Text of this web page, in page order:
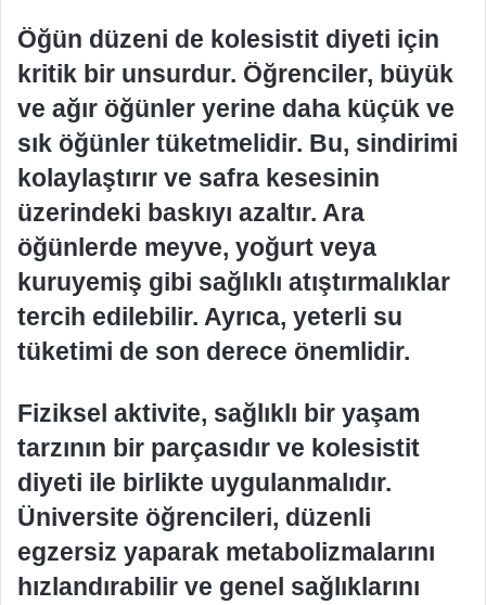
Öğün düzeni de kolesistit diyeti için
kritik bir unsurdur. Öğrenciler, büyük
ve ağır öğünler yerine daha küçük ve
sık öğünler tüketmelidir. Bu, sindirimi
kolaylaştırır ve safra kesesinin
üzerindeki baskıyı azaltır. Ara
öğünlerde meyve, yoğurt veya
kuruyemiş gibi sağlıklı atıştırmalıklar
tercih edilebilir. Ayrıca, yeterli su
tüketimi de son derece önemlidir.
Fiziksel aktivite, sağlıklı bir yaşam
tarzının bir parçasıdır ve kolesistit
diyeti ile birlikte uygulanmalıdır.
Üniversite öğrencileri, düzenli
egzersiz yaparak metabolizmalarını
hızlandırabilir ve genel sağlıklarını